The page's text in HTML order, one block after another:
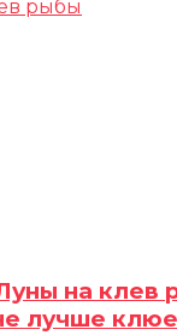
на клев
лучше